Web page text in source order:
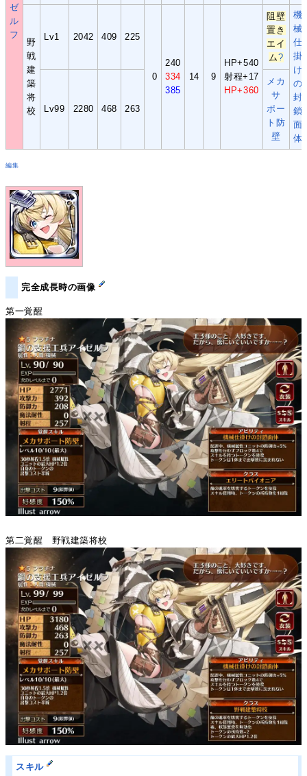
ゼ
ル
フ
野
戦
建
築
将
校
Lv1 2042 409 225
0
240
334
385
14 9
HP+540
射程+17
HP+360
阻壁
置き
エイ
ム?
機
械
仕
掛
け
の
封
鎖
面
体
Lv99 2280 468 263
メカ
サ
ポー
ト防
壁
編集
完全成長時の画像
第一覚醒
第二覚醒 野戦建築将校
スキル